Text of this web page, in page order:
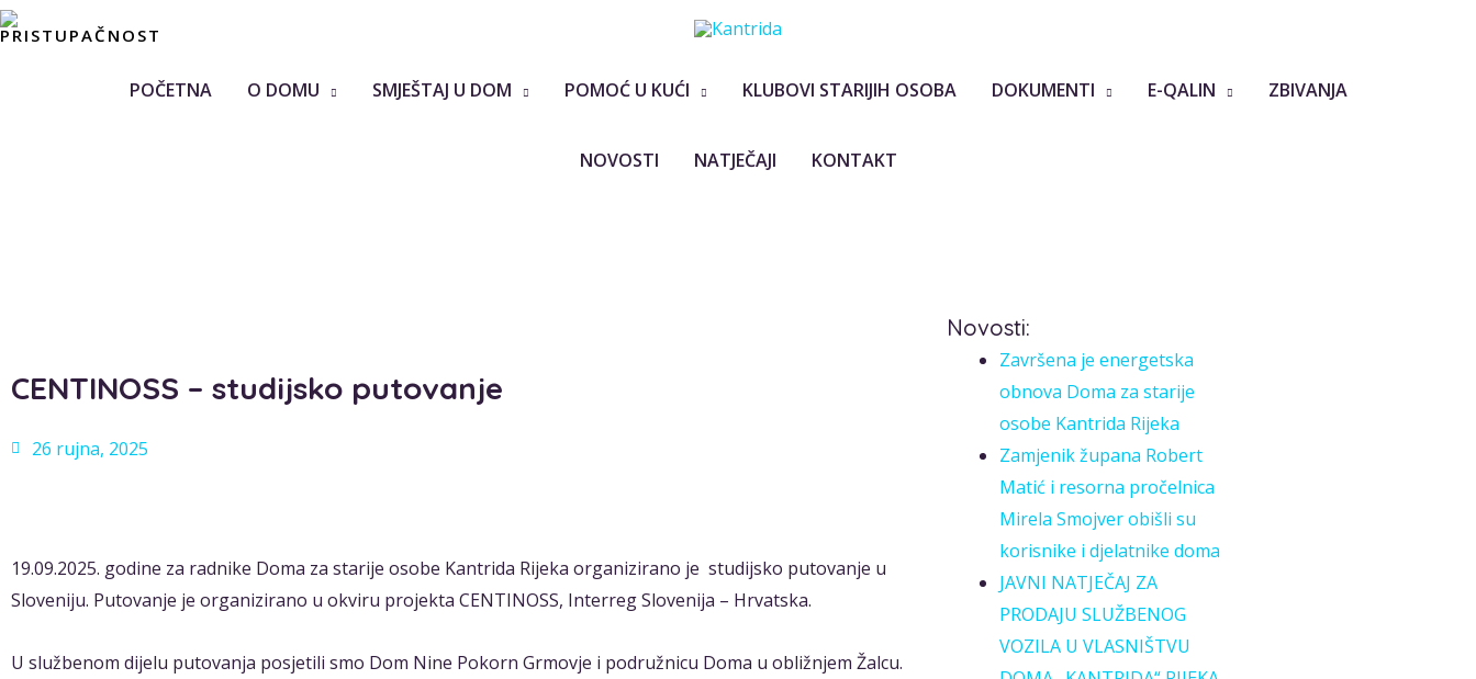
POČETNA O DOMU SMJEŠTAJ U DOM POMOĆ U KUĆI KLUBOVI STARIJIH OSOBA DOKUMENTI E-QALIN ZBIVANJA
NOVOSTI NATJEČAJI KONTAKT
CENTINOSS – studijsko putovanje
26 rujna, 2025
19.09.2025. godine za radnike Doma za starije osobe Kantrida Rijeka organizirano je studijsko putovanje u
Sloveniju. Putovanje je organizirano u okviru projekta CENTINOSS, Interreg Slovenija – Hrvatska.
U službenom dijelu putovanja posjetili smo Dom Nine Pokorn Grmovje i podružnicu Doma u obližnjem Žalcu.
Novosti:
Završena je energetska
obnova Doma za starije
osobe Kantrida Rijeka
Zamjenik župana Robert
Matić i resorna pročelnica
Mirela Smojver obišli su
korisnike i djelatnike doma
JAVNI NATJEČAJ ZA
PRODAJU SLUŽBENOG
VOZILA U VLASNIŠTVU